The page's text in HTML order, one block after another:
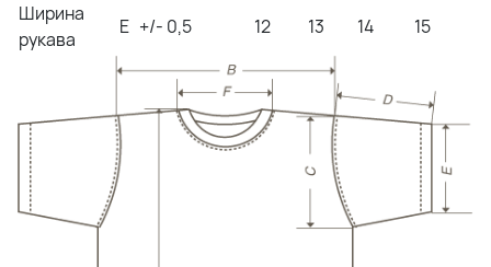
Ширина
рукава
E +/- 0,5 12 13 14 15